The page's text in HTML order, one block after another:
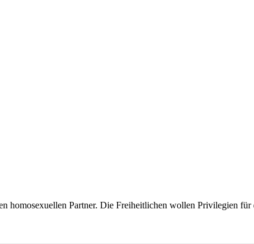
homosexuellen Partner. Die Freiheitlichen wollen Privilegien für